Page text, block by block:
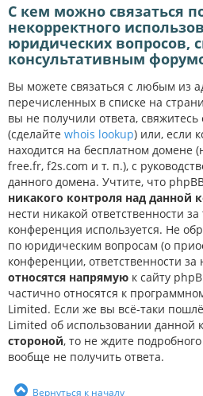
С кем можно связаться
некорректного
юридических вопросов,
консультативным
Вы можете связаться с любым из
перечисленных в списке на
вы не получили ответа,
(сделайте whois lookup) или, если
находится на бесплатном домене
free.fr, f2s.com и т. п.), с
данного домена. Учтите, что
никакого контроля над данной
нести никакой ответственности
конференция используется. Не
по юридическим вопросам (о
конференции, ответственности за
относятся напрямую к сайту
частично относятся к
Limited. Если же вы всё-таки
Limited об использовании данной
стороной, то не ждите
вообще не получить ответа.
Вернуться к началу